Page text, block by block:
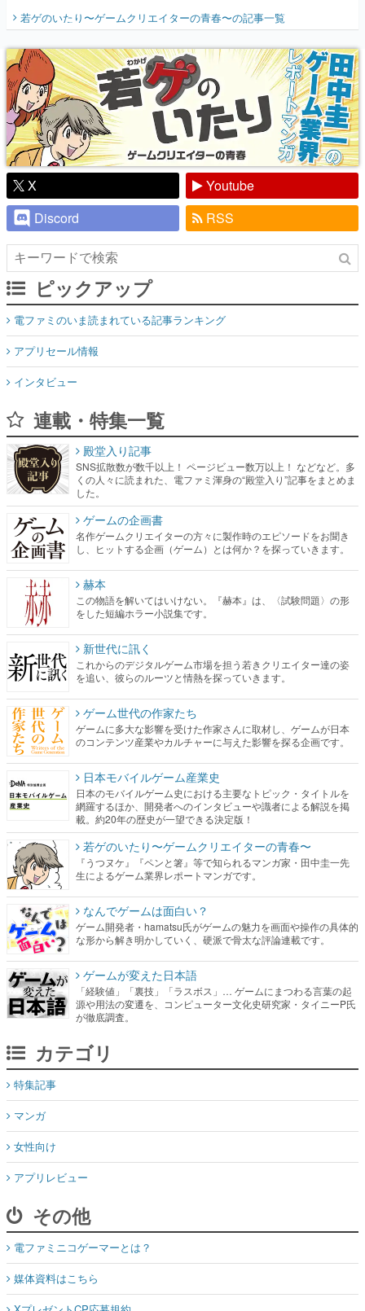
開く。業界の快男児・松山 洋に流れる血は
『少年ジャンプ』色だった【若ゲのいた
り】
若ゲのいたり〜ゲームクリエイターの青春〜の記事一覧
X
Youtube
Discord
RSS
ピックアップ
電ファミのいま読まれている記事ランキング
アプリセール情報
インタビュー
連載・特集一覧
殿堂入り記事
SNS拡散数が数千以上！ ページビュー数万以上！ などなど。多
くの人々に読まれた、電ファミ渾身の“殿堂入り”記事をまとめま
した。
ゲームの企画書
名作ゲームクリエイターの方々に製作時のエピソードをお聞き
し、ヒットする企画（ゲーム）とは何か？を探っていきます。
赫本
この物語を解いてはいけない。『赫本』は、〈試験問題〉の形
をした短編ホラー小説集です。
新世代に訊く
これからのデジタルゲーム市場を担う若きクリエイター達の姿
を追い、彼らのルーツと情熱を探っていきます。
ゲーム世代の作家たち
ゲームに多大な影響を受けた作家さんに取材し、ゲームが日本
のコンテンツ産業やカルチャーに与えた影響を探る企画です。
日本モバイルゲーム産業史
日本のモバイルゲーム史における主要なトピック・タイトルを
網羅するほか、開発者へのインタビューや識者による解説を掲
載。約20年の歴史が一望できる決定版！
若ゲのいたり〜ゲームクリエイターの青春〜
『うつヌケ』『ペンと箸』等で知られるマンガ家・田中圭一先
生によるゲーム業界レポートマンガです。
なんでゲームは面白い？
ゲーム開発者・hamatsu氏がゲームの魅力を画面や操作の具体的
な形から解き明かしていく、硬派で骨太な評論連載です。
ゲームが変えた日本語
「経験値」「裏技」「ラスボス」… ゲームにまつわる言葉の起
源や用法の変遷を、コンピューター文化史研究家・タイニーP氏
が徹底調査。
カテゴリ
特集記事
マンガ
女性向け
アプリレビュー
その他
電ファミニコゲーマーとは？
媒体資料はこちら